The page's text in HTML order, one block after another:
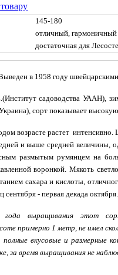
145-180
отличный, гармоничный
достаточная для
в 1958 году
садоводства УААН),
сорт показывает высокую
возрасте растет
и выше средней величины,
размытым румянцем на
воронкой. Мякоть
сахара и кислоты,
- первая декада октября.
выращивания этот
примерно 1 метр, не имел
вкусовые и размерные
за время выращивания не